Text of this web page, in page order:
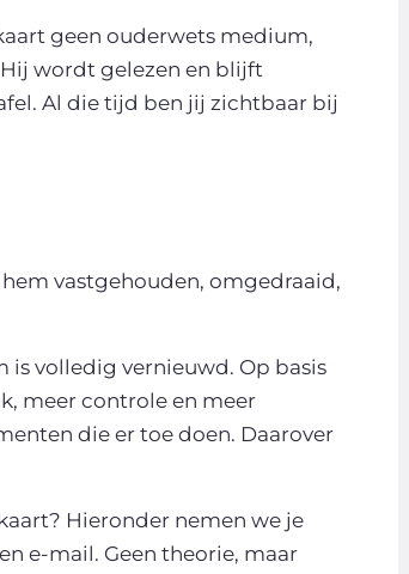
geen ouderwets medium,
wordt gelezen en blijft
Al die tijd ben jij zichtbaar bij
vastgehouden, omgedraaid,
is volledig vernieuwd. Op basis
meer controle en meer
die er toe doen. Daarover
Hieronder nemen we je
e-mail. Geen theorie, maar